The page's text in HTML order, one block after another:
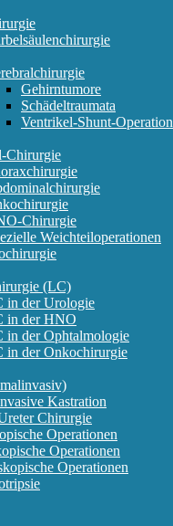
Gehirntumore
Schädeltraumata
Ventrikel-Shunt-Operation
Chirurgie
Chirurgie
Weichteiloperationen
(LC)
in der Urologie
in der HNO
in der Ophtalmologie
in der Onkochirurgie
Kastration
Chirurgie
Operationen
Operationen
Operationen